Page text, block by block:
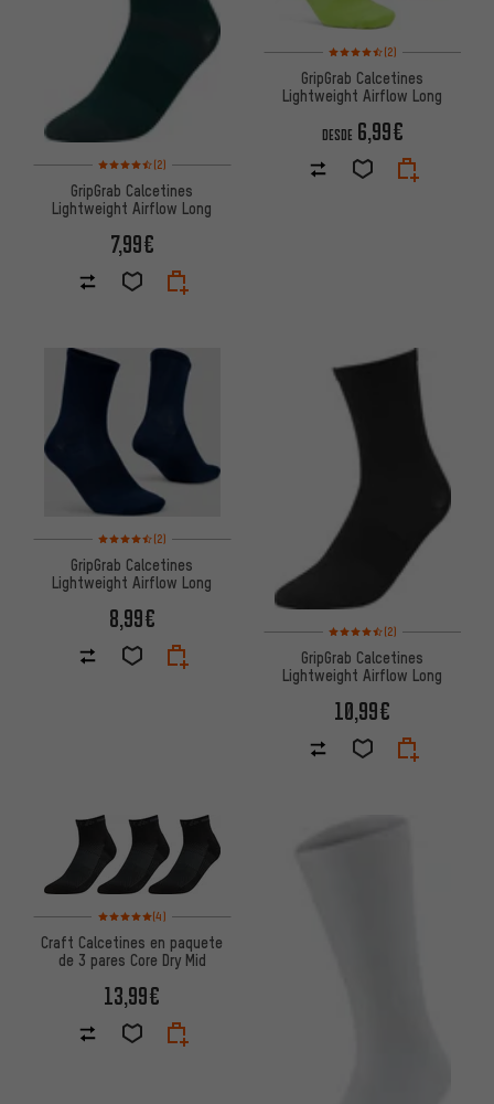
Valoración media: 4,5 de 5 basada en 2 reseñas
(2)
GripGrab Calcetines
Lightweight Airflow Long
7,99€
Valoración media: 4,5 de 5
(2)
GripGrab Calcetines
Lightweight Airflow Long
DESDE 6,99€
Valoración media: 4,5 de 5 basada en 2 reseñas
(2)
GripGrab Calcetines
Lightweight Airflow Long
8,99€ Valoración media: 4,5 de 5
(2)
GripGrab Calcetines
Lightweight Airflow Long
10,99€
Valoración media: 5 de 5 basada en 4 reseñas
(4)
Craft Calcetines en paquete
de 3 pares Core Dry Mid
13,99€